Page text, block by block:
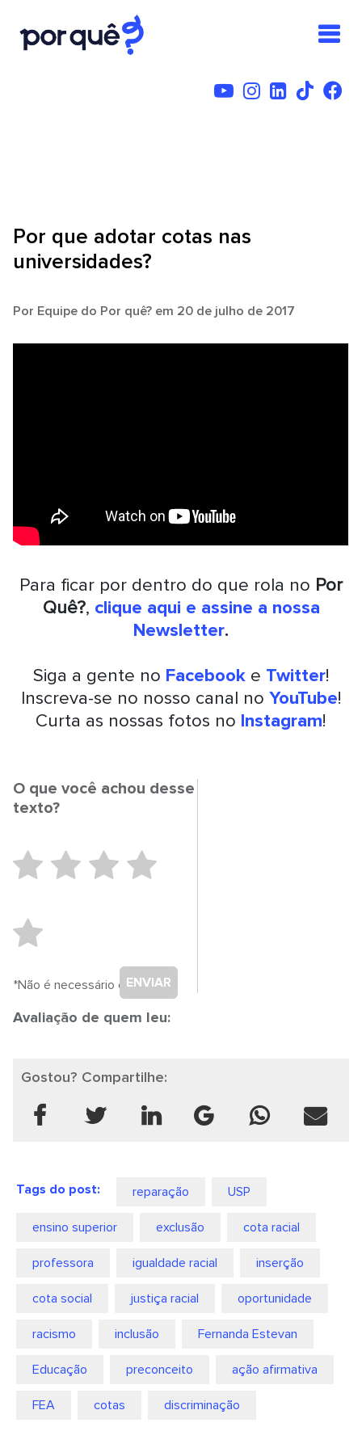
Por que adotar cotas nas
universidades?
Por Equipe do Por quê? em 20 de julho de 2017
Para ficar por dentro do que rola no Por
Quê?, clique aqui e assine a nossa
Newsletter.
Siga a gente no Facebooke Twitter!
Inscreva-se no nosso canal no YouTube!
Curta as nossas fotos no Instagram!
O que você achou desse
texto?
ENVIAR
*Não é necessário cadastro.
Avaliação de quem leu:
Gostou? Compartilhe:
Tags do post: reparação USP
ensino superior exclusão cota racial
professora igualdade racial inserção
cota social justiça racial oportunidade
racismo inclusão Fernanda Estevan
Educação preconceito ação afirmativa
FEA cotas discriminação